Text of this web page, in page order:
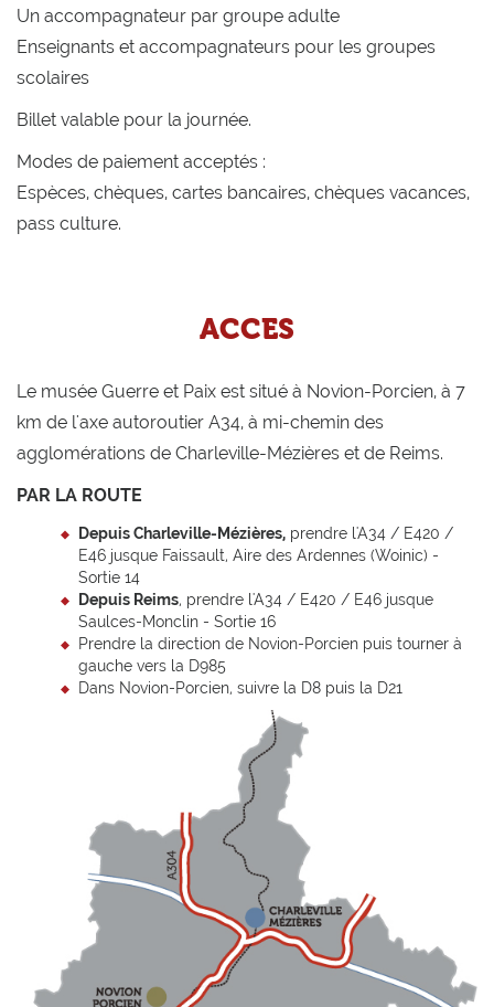
Un accompagnateur par groupe adulte
Enseignants et accompagnateurs pour les groupes
scolaires
Billet valable pour la journée.
Modes de paiement acceptés :
Espèces, chèques, cartes bancaires, chèques vacances,
pass culture.
ACCES
Le musée Guerre et Paix est situé à Novion-Porcien, à 7
km de l'axe autoroutier A34, à mi-chemin des
agglomérations de Charleville-Mézières et de Reims.
PAR LA ROUTE
Depuis Charleville-Mézières, prendre l'A34 / E420 /
E46 jusque Faissault, Aire des Ardennes (Woinic) -
Sortie 14
Depuis Reims, prendre l'A34 / E420 / E46 jusque
Saulces-Monclin - Sortie 16
Prendre la direction de Novion-Porcien puis tourner à
gauche vers la D985
Dans Novion-Porcien, suivre la D8 puis la D21